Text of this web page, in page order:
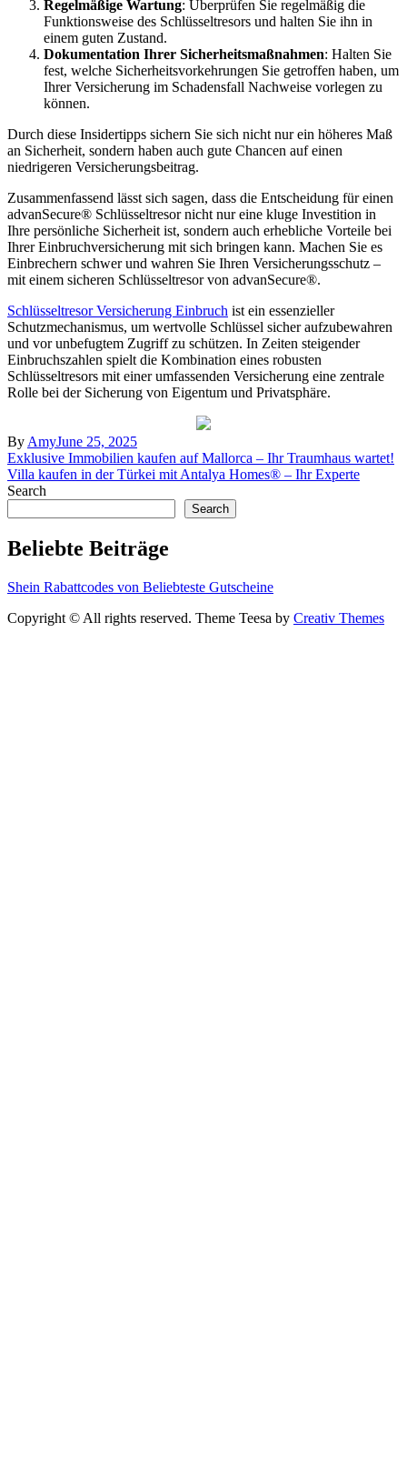
Regelmäßige Wartung: Überprüfen Sie regelmäßig die
Funktionsweise des Schlüsseltresors und halten Sie ihn in
einem guten Zustand.
Dokumentation Ihrer Sicherheitsmaßnahmen: Halten Sie
fest, welche Sicherheitsvorkehrungen Sie getroffen haben, um
Ihrer Versicherung im Schadensfall Nachweise vorlegen zu
können.
Durch diese Insidertipps sichern Sie sich nicht nur ein höheres Maß
an Sicherheit, sondern haben auch gute Chancen auf einen
niedrigeren Versicherungsbeitrag.
Zusammenfassend lässt sich sagen, dass die Entscheidung für einen
advanSecure® Schlüsseltresor nicht nur eine kluge Investition in
Ihre persönliche Sicherheit ist, sondern auch erhebliche Vorteile bei
Ihrer Einbruchversicherung mit sich bringen kann. Machen Sie es
Einbrechern schwer und wahren Sie Ihren Versicherungsschutz –
mit einem sicheren Schlüsseltresor von advanSecure®.
Schlüsseltresor Versicherung Einbruch ist ein essenzieller
Schutzmechanismus, um wertvolle Schlüssel sicher aufzubewahren
und vor unbefugtem Zugriff zu schützen. In Zeiten steigender
Einbruchszahlen spielt die Kombination eines robusten
Schlüsseltresors mit einer umfassenden Versicherung eine zentrale
Rolle bei der Sicherung von Eigentum und Privatsphäre.
By AmyJune 25, 2025
Post
navigation
Exklusive Immobilien kaufen auf Mallorca – Ihr Traumhaus wartet!
Villa kaufen in der Türkei mit Antalya Homes® – Ihr Experte
Search
Search
Beliebte Beiträge
Shein Rabattcodes von Beliebteste Gutscheine
Copyright © All rights reserved. Theme Teesa by Creativ Themes